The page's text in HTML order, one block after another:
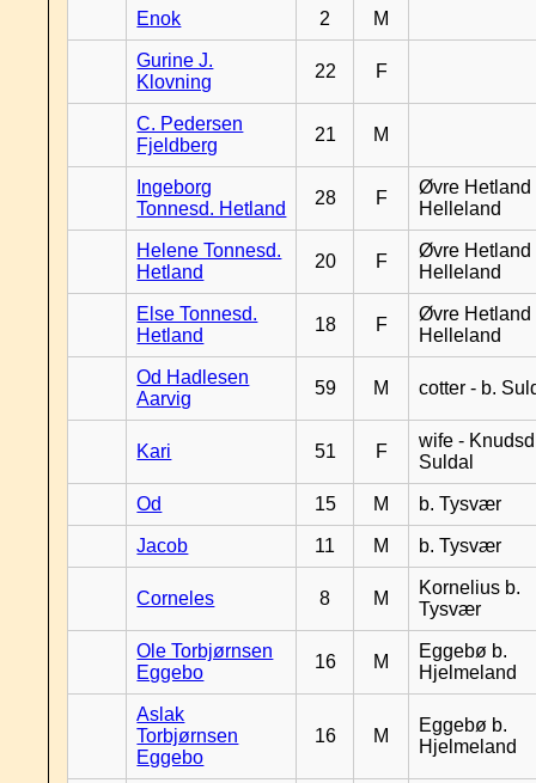
Enok 2 M
Gurine J.
Klovning
22 F
C. Pedersen
Fjeldberg
21 M
Ingeborg
Tonnesd. Hetland
28 F
Øvre Hetland
Helleland
Helene Tonnesd.
Hetland
20 F
Øvre Hetland
Helleland
Else Tonnesd.
Hetland
18 F
Øvre Hetland
Helleland
Od Hadlesen
Aarvig
59 M cotter - b.
Kari 51 F
wife -
Suldal
Od 15 M b. Tysvær
Jacob 11 M b. Tysvær
Corneles 8 M
Kornelius b.
Tysvær
Ole Torbjørnsen
Eggebo
16 M
Eggebø b.
Hjelmeland
Aslak
Torbjørnsen
Eggebo
16 M
Eggebø b.
Hjelmeland